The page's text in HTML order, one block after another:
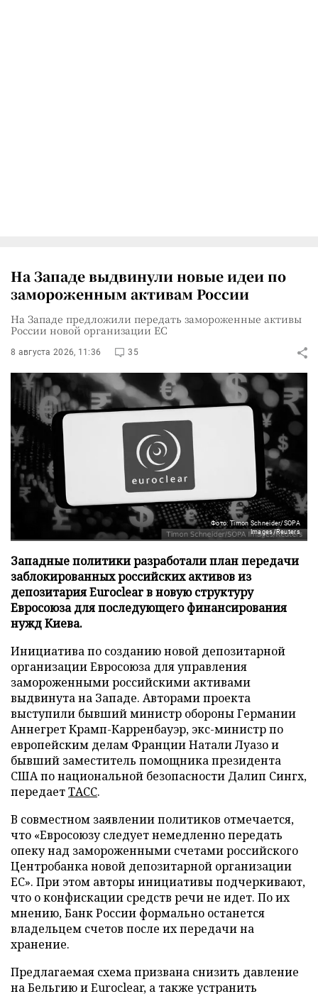
На Западе выдвинули новые идеи по
замороженным активам России
На Западе предложили передать замороженные активы
России новой организации ЕС
8 августа 2026, 11:36 35
Фото: Timon Schneider/SOPA
Images/Reuters
Западные политики разработали план передачи
заблокированных российских активов из
депозитария Euroclear в новую структуру
Евросоюза для последующего финансирования
нужд Киева.
Инициатива по созданию новой депозитарной
организации Евросоюза для управления
замороженными российскими активами
выдвинута на Западе. Авторами проекта
выступили бывший министр обороны Германии
Аннегрет Крамп-Карренбауэр, экс-министр по
европейским делам Франции Натали Луазо и
бывший заместитель помощника президента
США по национальной безопасности Далип Сингх,
передаетТАСС.
В совместном заявлении политиков отмечается,
что «Евросоюзу следует немедленно передать
опеку над замороженными счетами российского
Центробанка новой депозитарной организации
ЕС». При этом авторы инициативы подчеркивают,
что о конфискации средств речи не идет. По их
мнению, Банк России формально останется
владельцем счетов после их передачи на
хранение.
Предлагаемая схема призвана снизить давление
на Бельгию и Euroclear, а также устранить